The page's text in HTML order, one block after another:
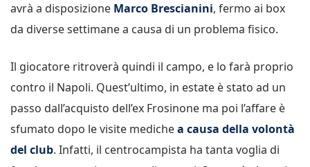
avrà a disposizione Marco Brescianini, fermo ai box
da diverse settimane a causa di un problema fisico.
Il giocatore ritroverà quindi il campo, e lo farà proprio
contro il Napoli. Quest’ultimo, in estate è stato ad un
passo dall’acquisto dell’ex Frosinone ma poi l’affare è
sfumato dopo le visite medichea causa della volontà
del club. Infatti, il centrocampista ha tanta voglia di